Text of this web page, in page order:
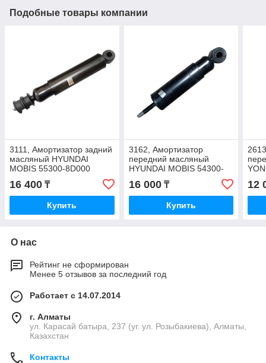
Подобные товары компании
3111, Амортизатор задний
масляный HYUNDAI
MOBIS 55300-8D000
16 400 ₸
Купить
3162, Амортизатор
передний масляный
HYUNDAI MOBIS 54300-
16 000₸
Купить
12
О нас
Рейтинг не сформирован
Менее 5 отзывов за последний год
Работает с 14.07.2014
г. Алматы
ул. Карасай батыра, 237 (уг. ул. Розыбакиева), Алматы,
Казахстан
Контакты